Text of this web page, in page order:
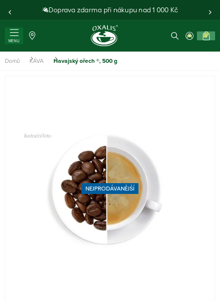
Doprava zdarma při nákupu nad 1 000 Kč
MENU
0
Domů KÁVA Havajský ořech ®, 500 g
NEJPRODÁVANĚJŠÍ